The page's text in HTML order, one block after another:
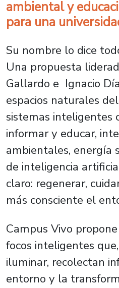
ambiental y
para una
Su nombre lo dice
Una propuesta
Gallardo e Ignacio
espacios naturales
sistemas inteligentes
informar y educar,
ambientales, energía
de inteligencia
claro: regenerar,
más consciente el
Campus Vivo
focos inteligentes
iluminar, recolectan
entorno y la